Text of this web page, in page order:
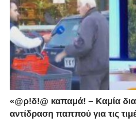
«@ρ!δ!@ καπαμά! – Καμία
αντίδραση παππού για τις